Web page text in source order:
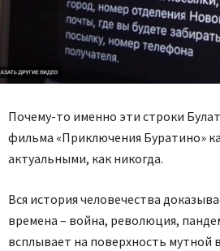
Почему-то именно эти строки
фильма «Приключения Буратино»
актуальными, как никогда.
Вся история человечества
времена – война, революция,
всплывает на поверхность мутной